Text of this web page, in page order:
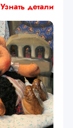
Узнать детали